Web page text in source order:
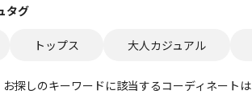
タグ
トップス 大人カジュアル
探しのキーワードに該当するコーディネートは